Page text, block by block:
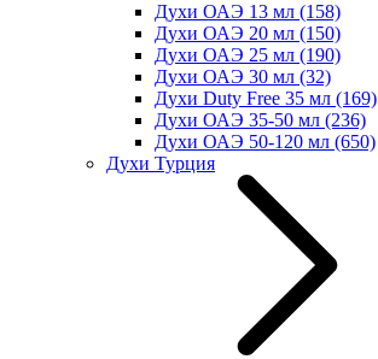
Духи ОАЭ 13 мл (158)
Духи ОАЭ 20 мл (150)
Духи ОАЭ 25 мл (190)
Духи ОАЭ 30 мл (32)
Духи Duty Free 35 мл (169)
Духи ОАЭ 35-50 мл (236)
Духи ОАЭ 50-120 мл (650)
Духи Турция